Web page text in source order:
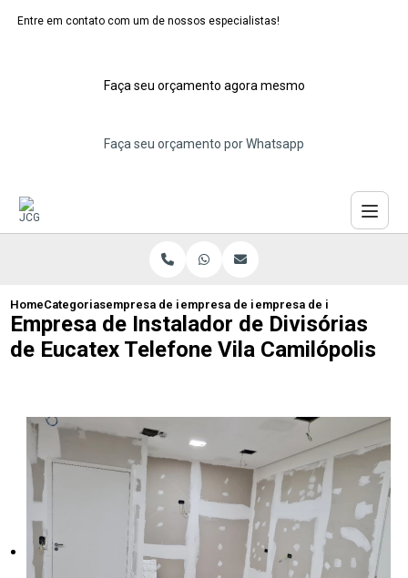
Entre em contato com um de nossos especialistas!
Faça seu orçamento agora mesmo
Faça seu orçamento por Whatsapp
HomeCategoriasempresa de instalacao de eucatex
empresa de instalacao de divisoria de
empresa de instalador de
Empresa de Instalador de Divisórias
de Eucatex Telefone Vila Camilópolis